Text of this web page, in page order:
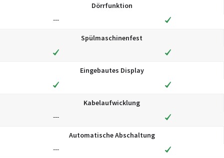
Dörrfunktion
---
Spülmaschinenfest
Eingebautes Display
Kabelaufwicklung
---
Automatische Abschaltung
---